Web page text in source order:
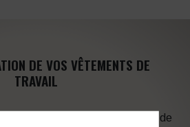
DE VOS VÊTEMENTS DE
TRAVAIL
les produits et les techniques de